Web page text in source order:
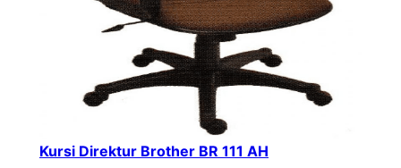
Kursi Direktur Brother BR 111 AH